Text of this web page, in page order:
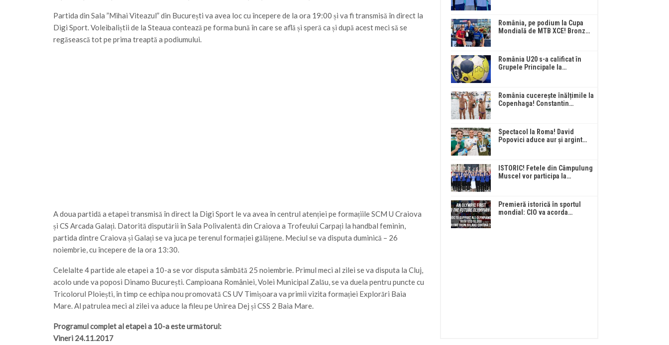
Partida din Sala ”Mihai Viteazul” din București va avea loc cu începere de la ora 19:00 și va fi transmisă în direct la
Digi Sport. Voleibaliștii de la Steaua contează pe forma bună în care se află și speră ca și după acest meci să se
regăsească tot pe prima treaptă a podiumului.
A doua partidă a etapei transmisă în direct la Digi Sport le va avea în centrul atenției pe formațiile SCM U Craiova
și CS Arcada Galați. Datorită disputării în Sala Polivalentă din Craiova a Trofeului Carpați la handbal feminin,
partida dintre Craiova și Galați se va juca pe terenul formației gălățene. Meciul se va disputa duminică – 26
noiembrie, cu începere de la ora 13:30.
Celelalte 4 partide ale etapei a 10-a se vor disputa sâmbătă 25 noiembrie. Primul meci al zilei se va disputa la Cluj,
acolo unde va poposi Dinamo București. Campioana României, Volei Municipal Zalău, se va duela pentru puncte cu
Tricolorul Ploiești, în timp ce echipa nou promovată CS UV Timișoara va primii vizita formației Explorări Baia
Mare. Al patrulea meci al zilei va aduce la fileu pe Unirea Dej și CSS 2 Baia Mare.
Programul complet al etapei a 10-a este următorul:
Vineri 24.11.2017
România, pe podium la Cupa
Mondială de MTB XCE! Bronz…
România U20 s-a calificat în
Grupele Principale la…
România cucerește înălțimile la
Copenhaga! Constantin…
Spectacol la Roma! David
Popovici aduce aur și argint…
ISTORIC! Fetele din Câmpulung
Muscel vor participa la…
Premieră istorică în sportul
mondial: CIO va acorda…